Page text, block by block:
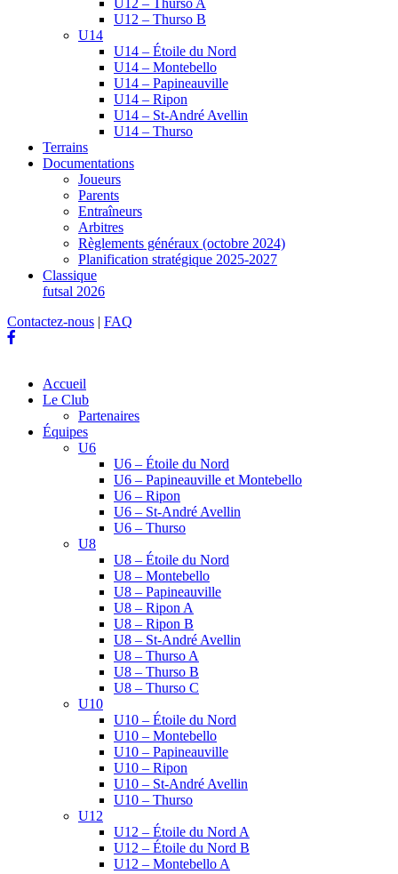
U12 – Thurso A
U12 – Thurso B
U14
U14 – Étoile du Nord
U14 – Montebello
U14 – Papineauville
U14 – Ripon
U14 – St-André Avellin
U14 – Thurso
Terrains
Documentations
Joueurs
Parents
Entraîneurs
Arbitres
Règlements généraux (octobre 2024)
Planification stratégique 2025-2027
Classique
futsal 2026
Contactez-nous | FAQ
Accueil
Le Club
Partenaires
Équipes
U6
U6 – Étoile du Nord
U6 – Papineauville et Montebello
U6 – Ripon
U6 – St-André Avellin
U6 – Thurso
U8
U8 – Étoile du Nord
U8 – Montebello
U8 – Papineauville
U8 – Ripon A
U8 – Ripon B
U8 – St-André Avellin
U8 – Thurso A
U8 – Thurso B
U8 – Thurso C
U10
U10 – Étoile du Nord
U10 – Montebello
U10 – Papineauville
U10 – Ripon
U10 – St-André Avellin
U10 – Thurso
U12
U12 – Étoile du Nord A
U12 – Étoile du Nord B
U12 – Montebello A